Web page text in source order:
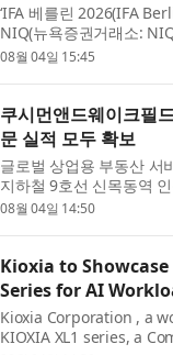
‘IFA 베를린 2026(IFA
NIQ(뉴욕증권거래소:
동을 재편하는 원동력을
08월 04일 15:45
쿠시먼앤드웨이크필
문 실적 모두 확보
글로벌 상업용 부동산
지하철 9호선 신목동역
드 코리아는 이미 약 2년
08월 04일 14:50
Kioxia to
Series for AI
Kioxia Corporation , a
KIOXIA XL1 series, a